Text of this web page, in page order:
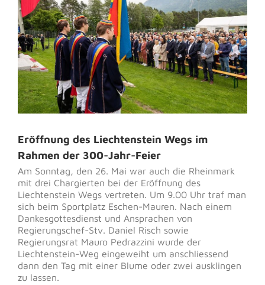
Eröffnung des Liechtenstein Wegs im
Rahmen der 300-Jahr-Feier
Am Sonntag, den 26. Mai war auch die Rheinmark
mit drei Chargierten bei der Eröffnung des
Liechtenstein Wegs vertreten. Um 9.00 Uhr traf man
sich beim Sportplatz Eschen-Mauren. Nach einem
Dankesgottesdienst und Ansprachen von
Regierungschef-Stv. Daniel Risch sowie
Regierungsrat Mauro Pedrazzini wurde der
Liechtenstein-Weg eingeweiht um anschliessend
dann den Tag mit einer Blume oder zwei ausklingen
zu lassen.